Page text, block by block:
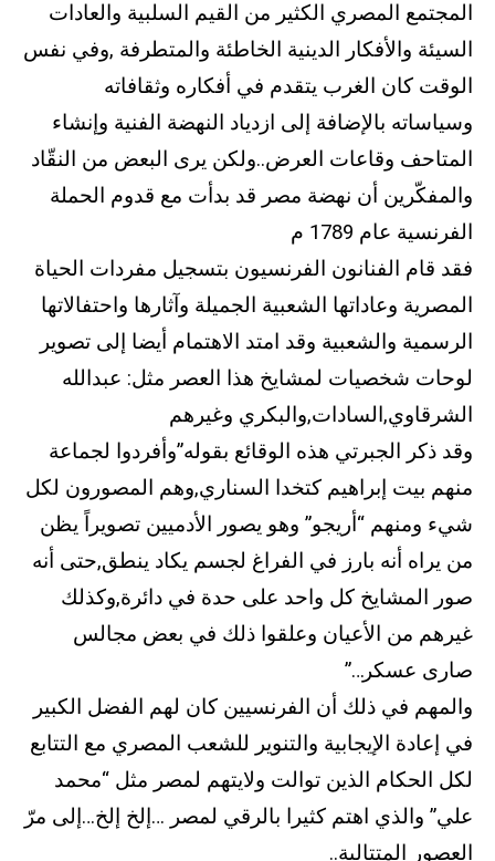
المجتمع المصري الكثير من القيم السلبية والعادات
السيئة والأفكار الدينية الخاطئة والمتطرفة ,وفي نفس
الوقت كان الغرب يتقدم في أفكاره وثقافاته
وسياساته بالإضافة إلى ازدياد النهضة الفنية وإنشاء
المتاحف وقاعات العرض..ولكن يرى البعض من النقّاد
والمفكّرين أن نهضة مصر قد بدأت مع قدوم الحملة
الفرنسية عام 1789 م
فقد قام الفنانون الفرنسيون بتسجيل مفردات الحياة
المصرية وعاداتها الشعبية الجميلة وآثارها واحتفالاتها
الرسمية والشعبية وقد امتد الاهتمام أيضا إلى تصوير
لوحات شخصيات لمشايخ هذا العصر مثل: عبدالله
الشرقاوي,السادات,والبكري وغيرهم
وقد ذكر الجبرتي هذه الوقائع بقوله”وأفردوا لجماعة
منهم بيت إبراهيم كتخدا السناري,وهم المصورون لكل
شيء ومنهم “أريجو” وهو يصور الأدميين تصويراً يظن
من يراه أنه بارز في الفراغ لجسم يكاد ينطق,حتى أنه
صور المشايخ كل واحد على حدة في دائرة,وكذلك
غيرهم من الأعيان وعلقوا ذلك في بعض مجالس
صارى عسكر…”
والمهم في ذلك أن الفرنسيين كان لهم الفضل الكبير
في إعادة الإيجابية والتنوير للشعب المصري مع التتابع
لكل الحكام الذين توالت ولايتهم لمصر مثل “محمد
علي” والذي اهتم كثيرا بالرقي لمصر …إلخ إلخ…إلى مرّ
العصور المتتالية..